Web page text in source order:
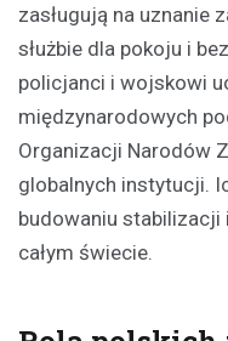
zasługują na uznanie
służbie dla pokoju i
policjanci i wojskowi
międzynarodowych
Organizacji Narodów
globalnych instytucji.
budowaniu stabilizacji
całym świecie.